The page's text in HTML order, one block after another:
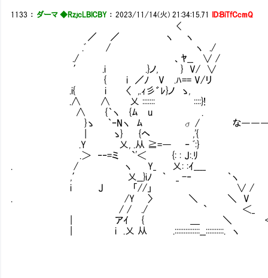
1133 ： ダーマ ◆RzjcLBlCBY：2023/11/14(火) 21:34:15.71 ID:BiTfCcmQ
<
／ ／ ヽ ヽ
.ﾞ / ヽ ./
./ 、ﾔ__ ∨ /
′ .i .}ノ, } V/ ∨
{ i ／ﾉ V .ﾊ== V/リ
.i{ i 〈 ,.ｨ彡゛ﾚ}ノ ゝ, Ⅴ
.∧ ∧ 乂 ::::::: ::::}!
∧ {｀ヽ {ﾑ u .
}ゝ ｀ｰNヽ ﾑ σ / な――――何
| ゝ} {ヘ ,'{
.Y 乂, .从 ≧=― ‐ ﾞ:}
.＞ ‐‐=ミ `'＜ {: : J:.ﾘ
. / ヽ Y_ 乂: :ｲ____
,′ 乂__}iﾉ ｀ _ -‐ ｀ヽ
i J 「//」 ∨ /
. /Y 〉 ＼ ＼ V
/ / ./ ` ＜_
| アｲ { ＿ ＼ ＜
| i .乂 从 .::::::::::::::__::::::::::. ヽ